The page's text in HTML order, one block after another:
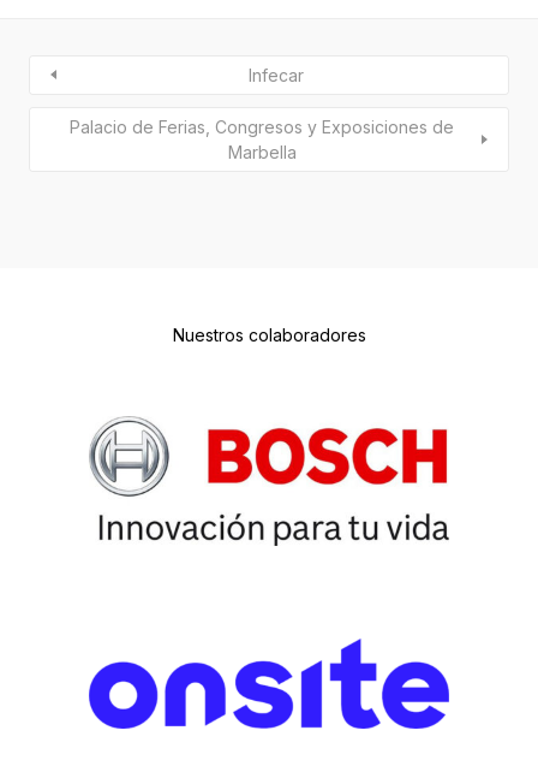
Infecar
Palacio de Ferias, Congresos y Exposiciones de
Marbella
Nuestros colaboradores